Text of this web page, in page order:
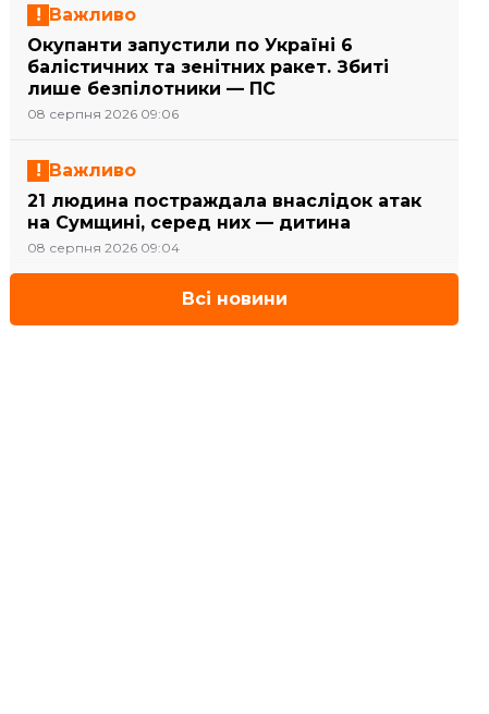
Важливо
Окупанти запустили по Україні 6
балістичних та зенітних ракет. Збиті
лише безпілотники — ПС
08 серпня 2026 09:06
Важливо
21 людина постраждала внаслідок атак
на Сумщині, серед них — дитина
08 серпня 2026 09:04
Всі новини